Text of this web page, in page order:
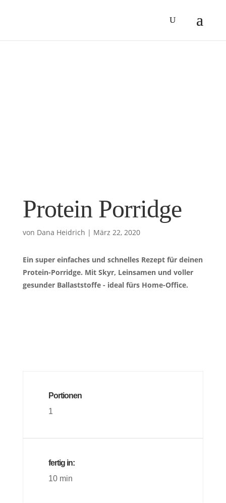
Protein Porridge
von Dana Heidrich | März 22, 2020
Ein super einfaches und schnelles Rezept für deinen
Protein-Porridge. Mit Skyr, Leinsamen und voller
gesunder Ballaststoffe - ideal fürs Home-Office.
Portionen
1
fertig in:
10 min